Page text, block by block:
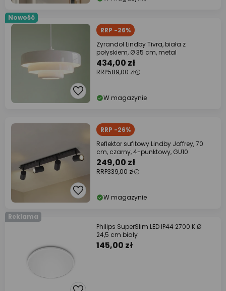
Nowość
RRP -26%
Żyrandol Lindby Tivra, biała z
połyskiem, Ø 35 cm, metal
434,00 zł
RRP589,00 zł
W magazynie
RRP -26%
Reflektor sufitowy Lindby Joffrey, 70
cm, czarny, 4-punktowy, GU10
249,00 zł
RRP339,00 zł
W magazynie
Reklama
Philips SuperSlim LED IP44 2700 K Ø
24,5 cm biały
145,00 zł